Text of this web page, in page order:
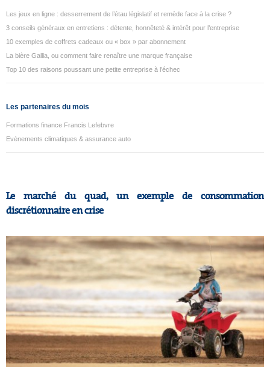
Les jeux en ligne : desserrement de l’étau législatif et remède face à la crise ?
3 conseils généraux en entretiens : détente, honnêteté & intérêt pour l’entreprise
10 exemples de coffrets cadeaux ou « box » par abonnement
La bière Gallia, ou comment faire renaître une marque française
Top 10 des raisons poussant une petite entreprise à l’échec
Les partenaires du mois
Formations finance Francis Lefebvre
Evènements climatiques & assurance auto
Le marché du quad, un exemple de consommation
discrétionnaire en crise